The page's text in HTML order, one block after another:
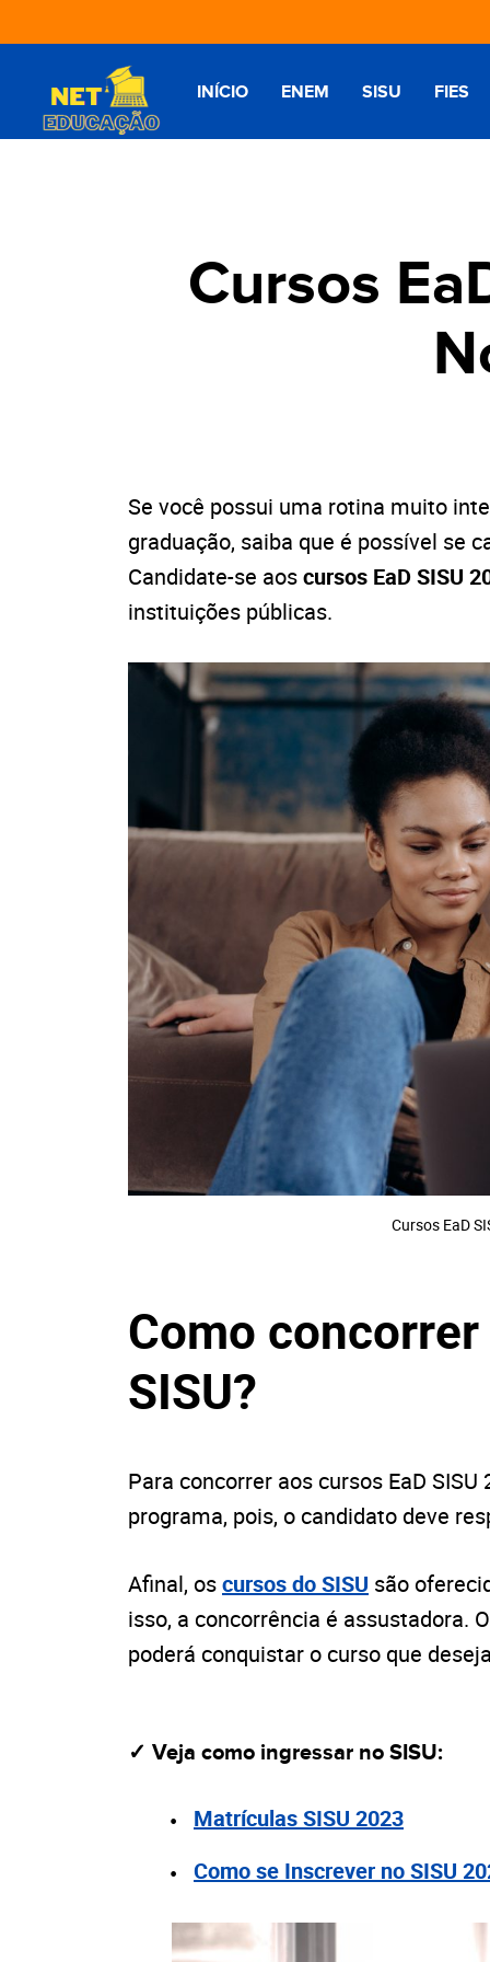
INÍCIO ENEM SISU FIES
Cursos
Se você possui uma rotina muito
graduação, saiba que é possível se
Candidate-se aoscursos EaD SISU
instituições públicas.
Cursos EaD
Como
SISU?
Para concorrer aos cursos EaD
programa, pois, o candidato deve
Afinal, oscursos do SISU são
isso, a concorrência é assustadora.
poderá conquistar o curso que
✓ Veja como ingressar no SISU:
Matrículas SISU 2023
Como se Inscrever no SISU